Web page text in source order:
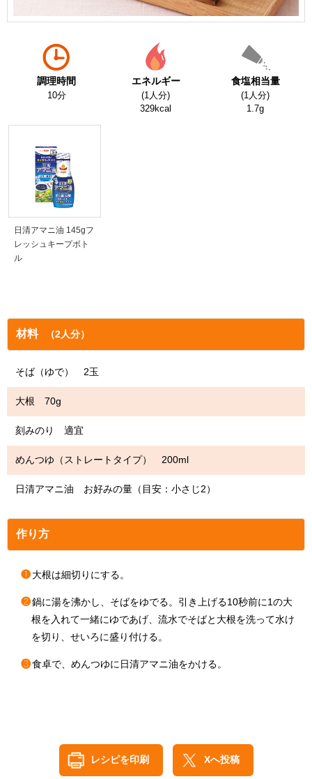
調理時間
10分
エネルギー
(1人分)
329kcal
食塩相当量
(1人分)
1.7g
日清アマニ油 145gフ
レッシュキープボト
ル
材料 （2人分）
そば（ゆで） 2玉
大根 70g
刻みのり 適宜
めんつゆ（ストレートタイプ） 200ml
日清アマニ油 お好みの量（目安：小さじ2）
作り方
❶ 大根は細切りにする。
❷鍋に湯を沸かし、そばをゆでる。引き上げる10秒前に1の大
根を入れて一緒にゆであげ、流水でそばと大根を洗って水け
を切り、せいろに盛り付ける。
❸食卓で、めんつゆに日清アマニ油をかける。
レシピを印刷 Xへ投稿